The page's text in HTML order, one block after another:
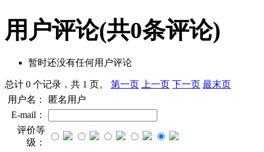
用户评论(共0条评论)
暂时还没有任何用户评论
总计 0 个记录，共 1 页。 第一页 上一页 下一页 最末页
用户名：
匿名用户
E-mail：
评价等
级：